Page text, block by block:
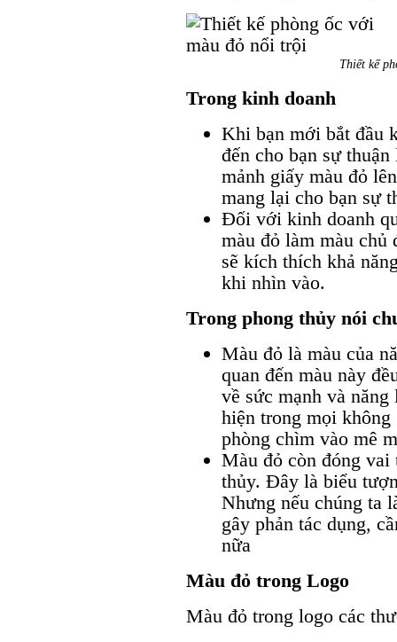
Thiết kế
Trong kinh doanh
Khi bạn mới bắt đầu
đến cho bạn sự
mảnh giấy màu đỏ
mang lại cho bạn sự
Đối với kinh doanh
màu đỏ làm màu chủ
sẽ kích thích khả
khi nhìn vào.
Trong phong thủy nói
Màu đỏ là màu của
quan đến màu này
về sức mạnh và
hiện trong mọi không
phòng chìm vào mê
Màu đỏ còn đóng vai
thủy. Đây là biểu
Nhưng nếu chúng ta
gây phản tác dụng,
nữa
Màu đỏ trong Logo
Màu đỏ trong logo các